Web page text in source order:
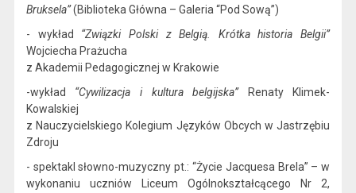
Bruksela”(Biblioteka Główna – Galeria “Pod Sową”)
- wykład
“Związki Polski z Belgią. Krótka historia Belgii”
Wojciecha Prażucha
z Akademii Pedagogicznej w Krakowie
-wykład “Cywilizacja i kultura belgijska”
Renaty Klimek-
Kowalskiej
z Nauczycielskiego Kolegium Języków Obcych w Jastrzębiu
Zdroju
- spektakl słowno-muzyczny pt.: “Życie Jacquesa Brela” – w
wykonaniu uczniów Liceum Ogólnokształcącego Nr 2,